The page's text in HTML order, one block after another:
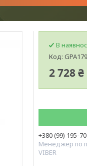
В
Код:
2 728 ₴
+380 (99) 195-
Менеджер по
VIBER